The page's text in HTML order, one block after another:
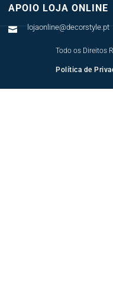
APOIO LOJA ONLINE
 lojaonline@decorstyle.pt
Todo os Direitos
Política de